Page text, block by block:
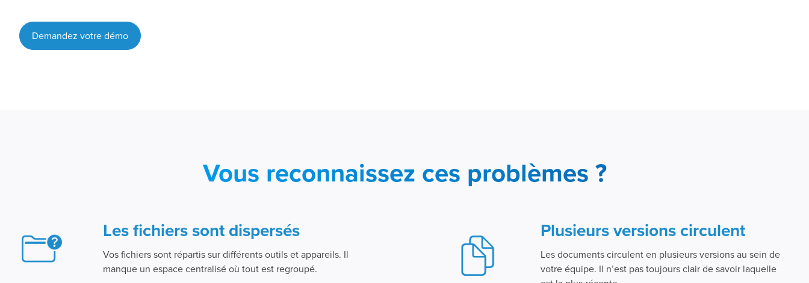
Demandez votre démo
Vous reconnaissez ces problèmes ?
Les fichiers sont dispersés
Vos fichiers sont répartis sur différents outils et appareils. Il
manque un espace centralisé où tout est regroupé.
Plusieurs versions circulent
Les documents circulent en plusieurs versions au sein de
votre équipe. Il n’est pas toujours clair de savoir laquelle